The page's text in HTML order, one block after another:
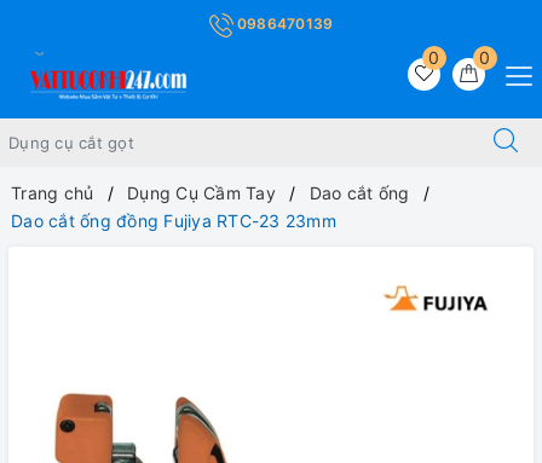
0986470139
0
0
Trang chủ Dụng Cụ Cầm Tay
Dao cắt ống
Dao cắt ống đồng Fujiya RTC-23 23mm